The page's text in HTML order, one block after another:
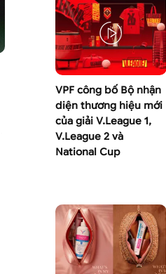
VPF công bố Bộ nhận
diện thương hiệu mới
của giải V.League 1,
V.League 2 và
National Cup